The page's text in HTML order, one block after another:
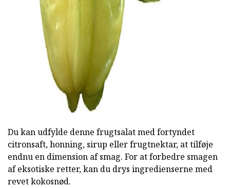
Du kan udfylde denne frugtsalat med fortyndet
citronsaft, honning, sirup eller frugtnektar, at tilføje
endnu en dimension af smag. For at forbedre smagen
af eksotiske retter, kan du drys ingredienserne med
revet kokosnød.